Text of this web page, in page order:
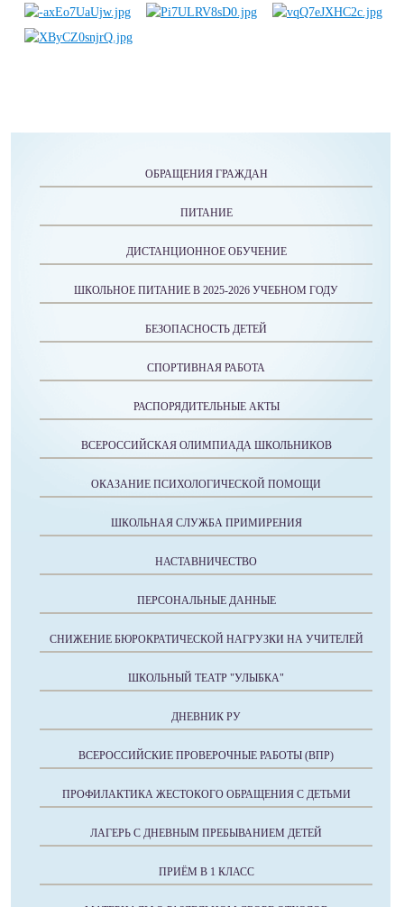
ОБРАЩЕНИЯ ГРАЖДАН
ПИТАНИЕ
ДИСТАНЦИОННОЕ ОБУЧЕНИЕ
ШКОЛЬНОЕ ПИТАНИЕ В 2025-2026 УЧЕБНОМ ГОДУ
БЕЗОПАСНОСТЬ ДЕТЕЙ
СПОРТИВНАЯ РАБОТА
РАСПОРЯДИТЕЛЬНЫЕ АКТЫ
ВСЕРОССИЙСКАЯ ОЛИМПИАДА ШКОЛЬНИКОВ
ОКАЗАНИЕ ПСИХОЛОГИЧЕСКОЙ ПОМОЩИ
ШКОЛЬНАЯ СЛУЖБА ПРИМИРЕНИЯ
НАСТАВНИЧЕСТВО
ПЕРСОНАЛЬНЫЕ ДАННЫЕ
СНИЖЕНИЕ БЮРОКРАТИЧЕСКОЙ НАГРУЗКИ НА УЧИТЕЛЕЙ
ШКОЛЬНЫЙ ТЕАТР "УЛЫБКА"
ДНЕВНИК РУ
ВСЕРОССИЙСКИЕ ПРОВЕРОЧНЫЕ РАБОТЫ (ВПР)
ПРОФИЛАКТИКА ЖЕСТОКОГО ОБРАЩЕНИЯ С ДЕТЬМИ
ЛАГЕРЬ С ДНЕВНЫМ ПРЕБЫВАНИЕМ ДЕТЕЙ
ПРИЁМ В 1 КЛАСС